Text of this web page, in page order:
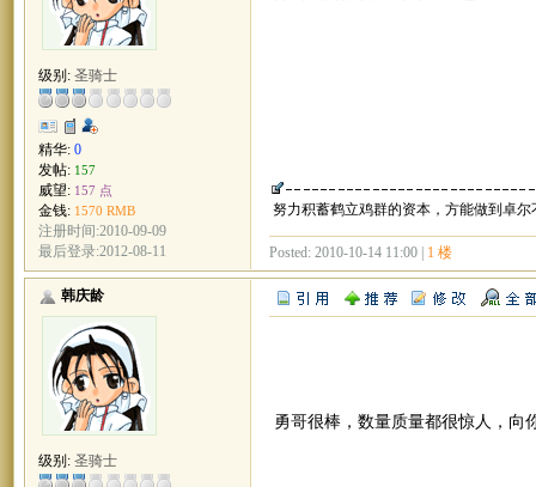
级别: 圣骑士
精华: 0
发帖: 157
威望: 157 点
金钱: 1570 RMB
注册时间:2010-09-09
最后登录:2012-08-11
努力积蓄鹤立鸡群的资本，方能做到卓尔
Posted: 2010-10-14 11:00 | 1 楼
韩庆龄
级别: 圣骑士
勇哥很棒，数量质量都很惊人，向